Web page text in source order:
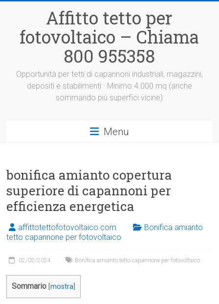
Affitto tetto per
fotovoltaico – Chiama
800 955358
Opportunità per tetti di capannoni industriali, magazzini,
depositi e stabilimenti · Minimo 4.000 mq (anche
sommando più superfici vicine)
Menu
bonifica amianto copertura
superiore di capannoni per
efficienza energetica
affittotettofotovoltaico.com
Bonifica amianto
tetto capannone per fotovoltaico
02/02/2024 Bonifica amianto tetto capannone per fotovoltaico
Sommario [mostra